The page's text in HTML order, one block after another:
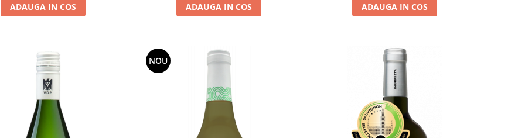
ADAUGA IN COS ADAUGA IN COS ADAUGA IN COS
NOU